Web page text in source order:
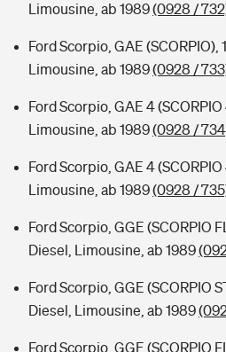
Limousine, ab 1989(0928 /
Ford Scorpio, GAE (SCORPIO),
Limousine, ab 1989(0928 /
Ford Scorpio, GAE 4 (SCORPIO
Limousine, ab 1989(0928 /
Ford Scorpio, GAE 4
Limousine, ab 1989(0928 /
Ford Scorpio, GGE (SCORPIO
Diesel, Limousine, ab 1989
Ford Scorpio, GGE (SCORPIO
Diesel, Limousine, ab 1989
Ford Scorpio, GGE (SCORPIO